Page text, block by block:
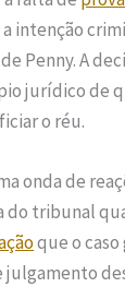
intenção
Penny. A
jurídico de
o réu.
onda de
do tribunal
que o
julgamento